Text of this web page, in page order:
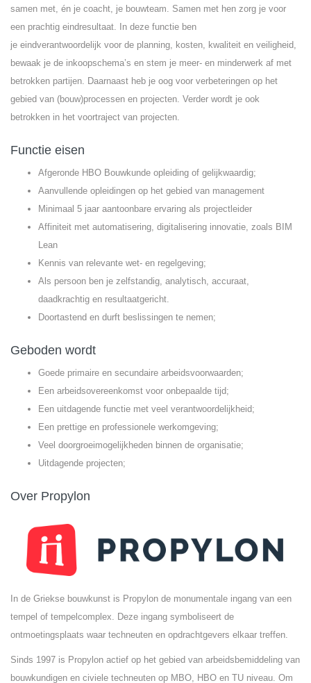
samen met, én je coacht, je bouwteam. Samen met hen zorg je voor
een prachtig eindresultaat. In deze functie ben
je eindverantwoordelijk voor de planning, kosten, kwaliteit en veiligheid,
bewaak je de inkoopschema’s en stem je meer- en minderwerk af met
betrokken partijen. Daarnaast heb je oog voor verbeteringen op het
gebied van (bouw)processen en projecten. Verder wordt je ook
betrokken in het voortraject van projecten.
Functie eisen
Afgeronde HBO Bouwkunde opleiding of gelijkwaardig;
Aanvullende opleidingen op het gebied van management
Minimaal 5 jaar aantoonbare ervaring als projectleider
Affiniteit met automatisering, digitalisering innovatie, zoals BIM
Lean
Kennis van relevante wet- en regelgeving;
Als persoon ben je zelfstandig, analytisch, accuraat,
daadkrachtig en resultaatgericht.
Doortastend en durft beslissingen te nemen;
Geboden wordt
Goede primaire en secundaire arbeidsvoorwaarden;
Een arbeidsovereenkomst voor onbepaalde tijd;
Een uitdagende functie met veel verantwoordelijkheid;
Een prettige en professionele werkomgeving;
Veel doorgroeimogelijkheden binnen de organisatie;
Uitdagende projecten;
Over Propylon
In de Griekse bouwkunst is Propylon de monumentale ingang van een
tempel of tempelcomplex. Deze ingang symboliseert de
ontmoetingsplaats waar techneuten en opdrachtgevers elkaar treffen.
Sinds 1997 is Propylon actief op het gebied van arbeidsbemiddeling van
bouwkundigen en civiele techneuten op MBO, HBO en TU niveau. Om